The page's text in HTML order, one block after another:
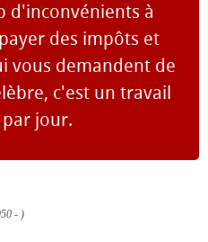
d'inconvénients à
des impôts et
vous demandent de
c'est un travail
jour.
- )